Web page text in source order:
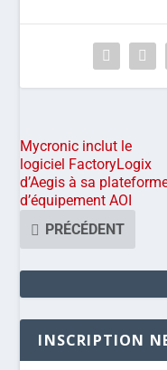
Mycronic inclut le
logiciel FactoryLogix
d’Aegis à sa
d’équipement AOI
PRÉCÉDENT
INSCRIPTION